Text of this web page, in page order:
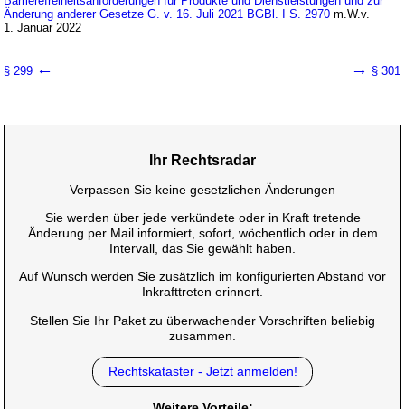
Erlaubnissen
Zweiter Unterabschnitt Beratung und Vermittlung
Änderung anderer Gesetze G. v. 16. Juli 2021 BGBl. I S. 2970 m.W.v.
1. Januar 2022
§ 299 ← → § 301
Ihr Rechtsradar
Verpassen Sie keine gesetzlichen Änderungen
Sie werden über jede verkündete oder in Kraft tretende
Änderung per Mail informiert, sofort, wöchentlich oder in dem
Intervall, das Sie gewählt haben.
Auf Wunsch werden Sie zusätzlich im konfigurierten Abstand vor
Inkrafttreten erinnert.
Stellen Sie Ihr Paket zu überwachender Vorschriften beliebig
zusammen.
Rechtskataster - Jetzt anmelden!